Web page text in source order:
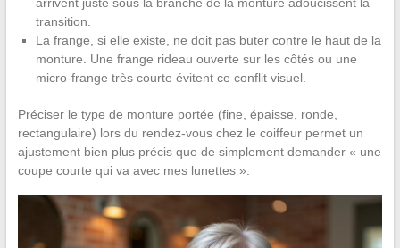
transition.
La frange, si elle existe, ne doit pas buter contre le haut de la
monture. Une frange rideau ouverte sur les côtés ou une
micro-frange très courte évitent ce conflit visuel.
Préciser le type de monture portée (fine, épaisse, ronde,
rectangulaire) lors du rendez-vous chez le coiffeur permet un
ajustement bien plus précis que de simplement demander « une
coupe courte qui va avec mes lunettes ».